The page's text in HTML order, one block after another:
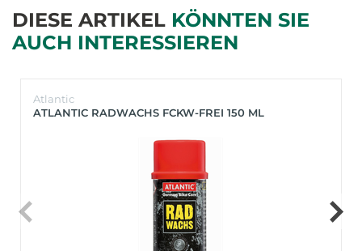
DIESE ARTIKEL KÖNNTEN SIE
AUCH INTERESSIEREN
Atlantic
ATLANTIC RADWACHS FCKW-FREI 150 ML